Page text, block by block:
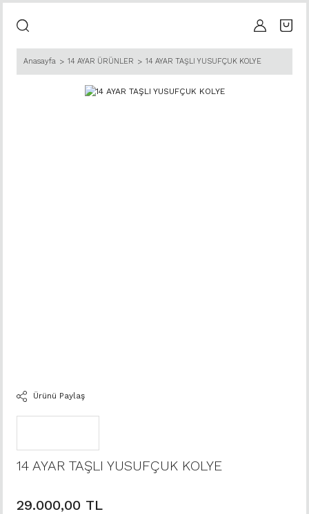
Anasayfa 14 AYAR ÜRÜNLER 14 AYAR TAŞLI YUSUFÇUK KOLYE
Ürünü Paylaş
14 AYAR TAŞLI YUSUFÇUK KOLYE
29.000,00 TL